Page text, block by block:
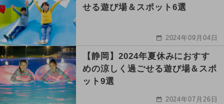
せる遊び場＆スポット6選
2024年09月04日
【静岡】2024年夏休みにおすす
めの涼しく過ごせる遊び場＆スポ
ット9選
2024年07月26日